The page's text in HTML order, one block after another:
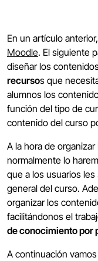
En un artículo
Moodle. El siguiente
diseñar los
recursos que
alumnos los
función del tipo de
contenido del curso
A la hora de
normalmente lo
que a los usuarios
general del curso.
organizar los
facilitándonos el
de conocimiento por
A continuación